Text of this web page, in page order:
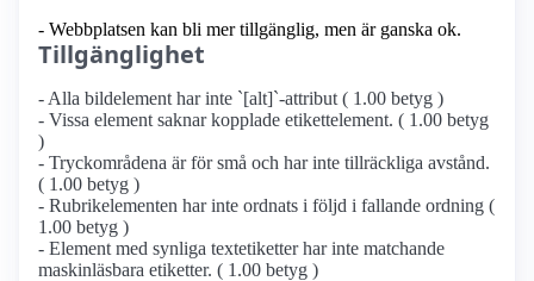
- Webbplatsen kan bli mer tillgänglig, men är ganska ok.
Tillgänglighet
- Alla bildelement har inte `[alt]`-attribut ( 1.00 betyg )
- Vissa element saknar kopplade etikettelement. ( 1.00 betyg
)
- Tryckområdena är för små och har inte tillräckliga avstånd.
( 1.00 betyg )
- Rubrikelementen har inte ordnats i följd i fallande ordning (
1.00 betyg )
- Element med synliga textetiketter har inte matchande
maskinläsbara etiketter. ( 1.00 betyg )